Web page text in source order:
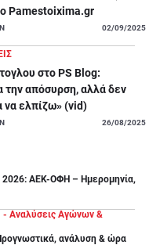
Pamestoixima.gr
02/09/2025
στο PS Blog:
την απόσυρση, αλλά δεν
να ελπίζω» (vid)
26/08/2025
2026: ΑΕΚ-ΟΦΗ – Ημερομηνία,
- Αναλύσεις Αγώνων &
ανάλυση & ώρα